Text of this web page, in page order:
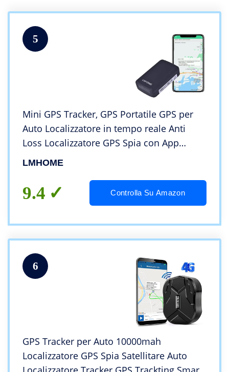
5
Mini GPS Tracker, GPS Portatile GPS per
Auto Localizzatore in tempo reale Anti
Loss Localizzatore GPS Spia con App
gratuita GPS Bambini per Wallet Bags Kids
LMHOME
9.4 Controlla Su Amazon
6
GPS Tracker per Auto 10000mah
Localizzatore GPS Spia Satellitare Auto